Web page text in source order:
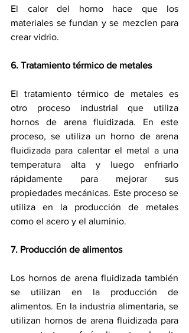
El calor del horno hace que los
materiales se fundan y se mezclen para
crear vidrio.
6. Tratamiento térmico de metales
El tratamiento térmico de metales es
otro proceso industrial que utiliza
hornos de arena fluidizada. En este
proceso, se utiliza un horno de arena
fluidizada para calentar el metal a una
temperatura alta y luego enfriarlo
rápidamente para mejorar sus
propiedades mecánicas. Este proceso se
utiliza en la producción de metales
como el acero y el aluminio.
7. Producción de alimentos
Los hornos de arena fluidizada también
se utilizan en la producción de
alimentos. En la industria alimentaria, se
utilizan hornos de arena fluidizada para